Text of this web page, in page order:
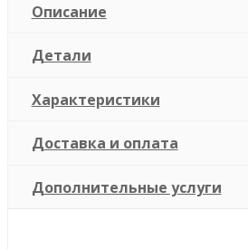
Описание
Детали
Характеристики
Доставка и оплата
Дополнительные услуги